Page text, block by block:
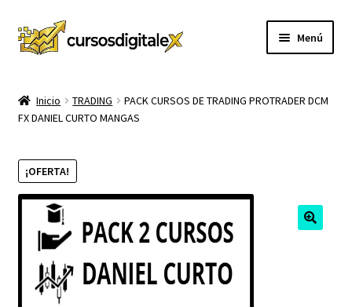
Ir
a
Ir
al
Menú
TIENDA
CURSOS
hijo
MEMBRESIA
MI CUENTA
CARRITO
Inicio TRADING
PACK CURSOS DE TRADING PROTRADER DCM
FX DANIEL CURTO MANGAS
¡OFERTA!